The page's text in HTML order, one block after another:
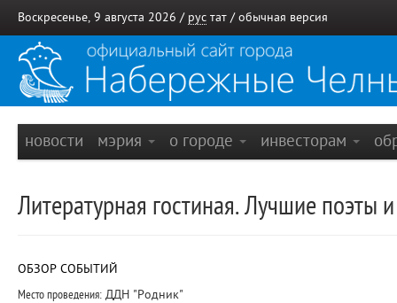
Воскресенье, 9 августа 2026 / рус тат / обычная версия
новости мэрия о городе инвесторам
Литературная гостиная. Лучшие поэты
ОБЗОР СОБЫТИЙ
Место проведения: ДДН "Родник"